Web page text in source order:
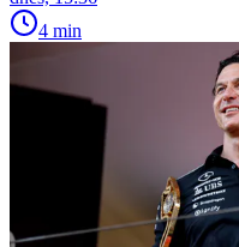
4 min